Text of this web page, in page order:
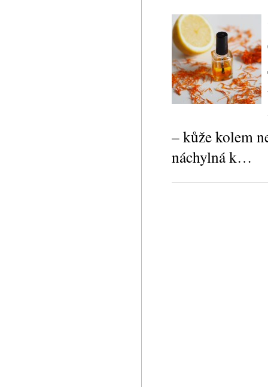
– kůže kolem
náchylná k…